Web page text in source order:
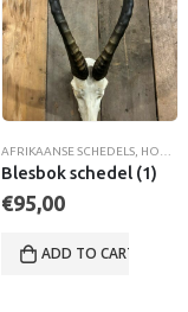
,SCHEDELS & GEWEIEN
AFRIKAANSE SCHEDELS HOORNDRAGERS
Blesbok schedel (1)
€95,00
ADD TO CART